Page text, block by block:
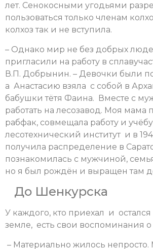
лет. Сенокосными угодьями
пользоваться только членам
колхоз так и не вступила.
– Однако мир не без добрых
пригласили на работу в
В.П. Добрынин. – Девочки были
а Анастасию взяла с собой в
бабушки тётя Фаина. Вместе с
работать на лесозавод. Моя мама
рабфак, совмещала работу и
лесотехнический институт и в
получила распределение в
познакомилась с мужчиной,
но я был рождён и выращен там
До Шенкурска
У каждого, кто приехал и
земле, есть свои воспоминания
– Материально жилось непросто.